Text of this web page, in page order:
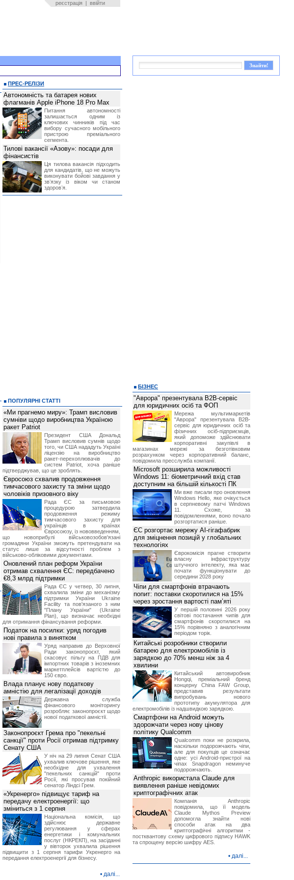
реєстрація | ввійти
ПРЕС-РЕЛІЗИ
Автономність та батарея нових
флагманів Apple iPhone 18 Pro Max
Питання автономності
залишається одним із
ключових чинників під час
вибору сучасного мобільного
пристрою преміального
сегмента.
Тилові вакансії «Азову»: посади для
фінансистів
Ця тилова вакансія підходить
для кандидатів, що не можуть
виконувати бойові завдання у
звʼязку із віком чи станом
здоровʼя.
ПОПУЛЯРНІ СТАТТІ
«Ми прагнемо миру»: Трамп висловив
сумніви щодо виробництва Україною
ракет Patriot
Президент США Дональд
Трамп висловив сумнів щодо
того, чи США нададуть Україні
ліцензію на виробництво
ракет-перехоплювачів до
систем Patriot, хоча раніше
підтверджував, що це зроблять.
Євросоюз схвалив продовження
тимчасового захисту та зміни щодо
чоловіків призовного віку
Рада ЄС за письмовою
процедурою затвердила
продовження режиму
тимчасового захисту для
українців в країнах
Євросоюзу, із нововведенням,
що новоприбулі військовозобов'язані
громадяни України зможуть претендувати на
статус лише за відсутності проблем з
військово-обліковими документами.
Оновлений план реформ України
отримав схвалення ЄС: передбачено
€8,3 млрд підтримки
Рада ЄС у четвер, 30 липня,
схвалила зміни до механізму
підтримки України Ukraine
Facility та пов'язаного з ним
"Плану України" (Ukraine
Plan), що визначає необхідні
для отримання фінансування реформи.
Податок на посилки: уряд погодив
нові правила з винятком
Уряд направив до Верховної
Ради законопроєкт, який
скасовує пільгу на ПДВ для
імпортних товарів з іноземних
маркетплейсів вартістю до
150 євро.
Влада планує нову податкову
амністію для легалізації доходів
Державна служба
фінансового моніторингу
розробляє законопроєкт щодо
нової податкової амністії.
Законопроєкт Грема про "пекельні
санкції" проти Росії отримав підтримку
Сенату США
У ніч на 29 липня Сенат США
ухвалив ключове рішення, яке
необхідне для ухвалення
"пекельних санкцій" проти
Росії, які просував покійний
сенатор Ліндсі Грем.
«Укренерго» підвищує тариф на
передачу електроенергії: що
зміниться з 1 серпня
Національна комісія, що
здійснює державне
регулювання у сферах
енергетики і комунальних
послуг (НКРЕКП), на засіданні
у вівторок ухвалила рішення
підвищити з 1 серпня тарифи Укренерго на
передання електроенергії для бізнесу.
• далі...
БІЗНЕС
"Аврора" презентувала B2B-сервіс
для юридичних осіб та ФОП
Мережа мультимаркетів
"Аврора" презентувала B2B-
сервіс для юридичних осіб та
фізичних осіб-підприємців,
який допоможе здійснювати
корпоративні закупівлі в
магазинах мережі за безготівковим
розрахунком через корпоративний баланс,
повідомила пресслужба компанії.
Microsoft розширила можливості
Windows 11: біометричний вхід став
доступним на більшій кількості ПК
Ми вже писали про оновлення
Windows Hello, яке очікується
в серпневому патчі Windows
11. Схоже, за
повідомленнями, воно почало
розгортатися раніше.
ЄС розгортає мережу AI-гігафабрик
для зміцнення позицій у глобальних
технологіях
Єврокомісія прагне створити
власну інфраструктуру
штучного інтелекту, яка має
почати функціонувати до
середини 2028 року
Чіпи для смартфонів втрачають
попит: поставки скоротилися на 15%
через зростання вартості пам’яті
У першій половині 2026 року
світові постачання чипів для
смартфонів скоротилися на
15% порівняно з аналогічним
періодом торік.
Китайські розробники створили
батарею для електромобілів із
зарядкою до 70% менш ніж за 4
хвилини
Китайський автовиробник
Hongqi, преміальний бренд
концерну China FAW Group,
представив результати
випробувань нового
прототипу акумулятора для
електромобілів із надшвидкою зарядкою.
Смартфони на Android можуть
здорожчати через нову цінову
політику Qualcomm
Qualcomm поки не розкрила,
наскільки подорожчають чіпи,
але для покупців це означає
одне: усі Android-пристрої на
чіпах Snapdragon неминуче
подорожчають.
Anthropic використала Claude для
виявлення раніше невідомих
криптографічних атак
Компанія Anthropic
повідомила, що її модель
Claude Mythos Preview
допомогла знайти нові
способи атак на два
криптографічні алгоритми -
постквантову схему цифрового підпису HAWK
та спрощену версію шифру AES.
• далі...